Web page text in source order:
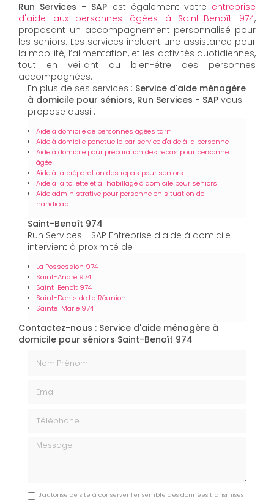
Run Services - SAP est également votre entreprise
d'aide aux personnes âgées à Saint-Benoît 974,
proposant un accompagnement personnalisé pour
les seniors. Les services incluent une assistance pour
la mobilité, l’alimentation, et les activités quotidiennes,
tout en veillant au bien-être des personnes
accompagnées.
En plus de ses services : Service d'aide ménagère
à domicile pour séniors, Run Services - SAP vous
propose aussi :
Aide à domicile de personnes âgées tarif
Aide à domicile ponctuelle par service d'aide à la personne
Aide à domicile pour préparation des repas pour personne
âgée
Aide à la préparation des repas pour seniors
Aide à la toilette et à l'habillage à domicile pour seniors
Aide administrative pour personne en situation de
handicap
Saint-Benoît 974
Run Services - SAP Entreprise d'aide à domicile
intervient à proximité de :
La Possession 974
Saint-André 974
Saint-Benoît 974
Saint-Denis de La Réunion
Sainte-Marie 974
Contactez-nous : Service d'aide ménagère à
domicile pour séniors Saint-Benoît 974
Message
J'autorise ce site à conserver l'ensemble des données transmises